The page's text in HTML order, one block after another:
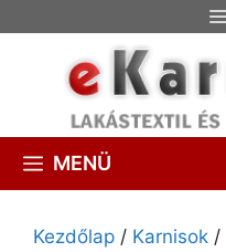
MENÜ
Kezdőlap / Karnisok /